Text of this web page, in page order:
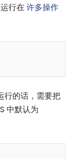
行在 许多操作
行的话，需要把
中默认为